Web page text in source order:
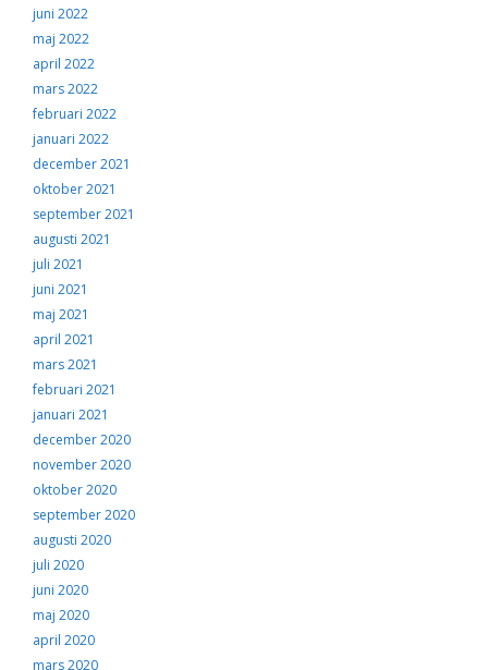
juni 2022
maj 2022
april 2022
mars 2022
februari 2022
januari 2022
december 2021
oktober 2021
september 2021
augusti 2021
juli 2021
juni 2021
maj 2021
april 2021
mars 2021
februari 2021
januari 2021
december 2020
november 2020
oktober 2020
september 2020
augusti 2020
juli 2020
juni 2020
maj 2020
april 2020
mars 2020